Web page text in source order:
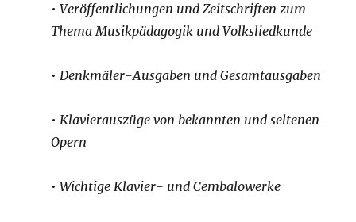
• Veröffentlichungen und Zeitschriften zum
Thema Musikpädagogik undVolksliedkunde
• Denkmäler-Ausgaben undGesamtausgaben
• Klavierauszügevon bekannten und seltenen
Opern
• WichtigeKlavier- undCembalowerke